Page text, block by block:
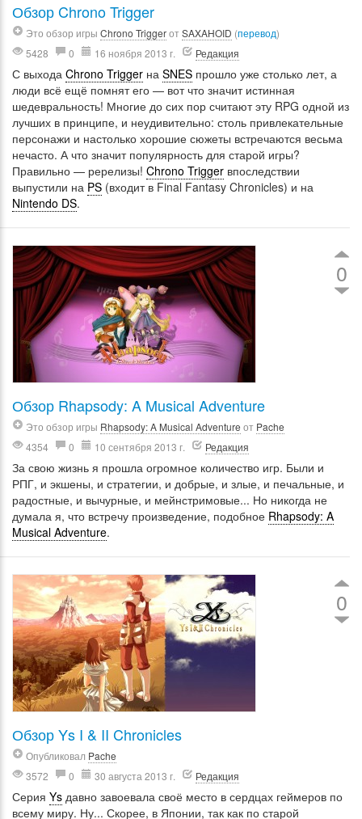
Обзор Chrono Trigger
Это обзор игры Chrono TriggerотSAXAHOID (перевод)
5428
0 16 ноября 2013 г. Редакция
С выхода Chrono Trigger на SNES прошло уже столько лет, а
люди всё ещё помнят его — вот что значит истинная
шедевральность! Многие до сих пор считают эту RPG одной из
лучших в принципе, и неудивительно: столь привлекательные
персонажи и настолько хорошие сюжеты встречаются весьма
нечасто. А что значит популярность для старой игры?
Правильно — ререлизы! Chrono Trigger впоследствии
выпустили на PS (входит в Final Fantasy Chronicles) и на
Nintendo DS.
0
Обзор Rhapsody: A Musical Adventure
Это обзор игры Rhapsody: A Musical Adventure от Pache
4354
0 10 сентября 2013 г. Редакция
За свою жизнь я прошла огромное количество игр. Были и
РПГ, и экшены, и стратегии, и добрые, и злые, и печальные, и
радостные, и вычурные, и мейнстримовые... Но никогда не
думала я, что встречу произведение, подобное Rhapsody: A
Musical Adventure.
0
Обзор Ys I & II Chronicles
Опубликовал Pache
3572
0 30 августа 2013 г. Редакция
Серия Ys давно завоевала своё место в сердцах геймеров по
всему миру. Ну... Скорее, в Японии, так как по старой